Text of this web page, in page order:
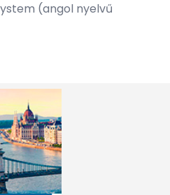
(angol nyelvű